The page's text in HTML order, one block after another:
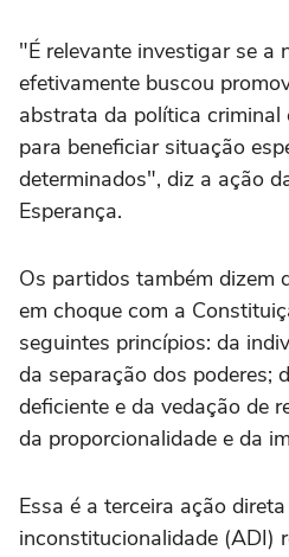
"É relevante investigar se a
efetivamente buscou
abstrata da política criminal
para beneficiar situação
determinados", diz a ação
Esperança.
Os partidos também dizem
em choque com a
seguintes princípios: da
da separação dos poderes;
deficiente e da vedação de
da proporcionalidade e da
Essa é a terceira ação
inconstitucionalidade (ADI)